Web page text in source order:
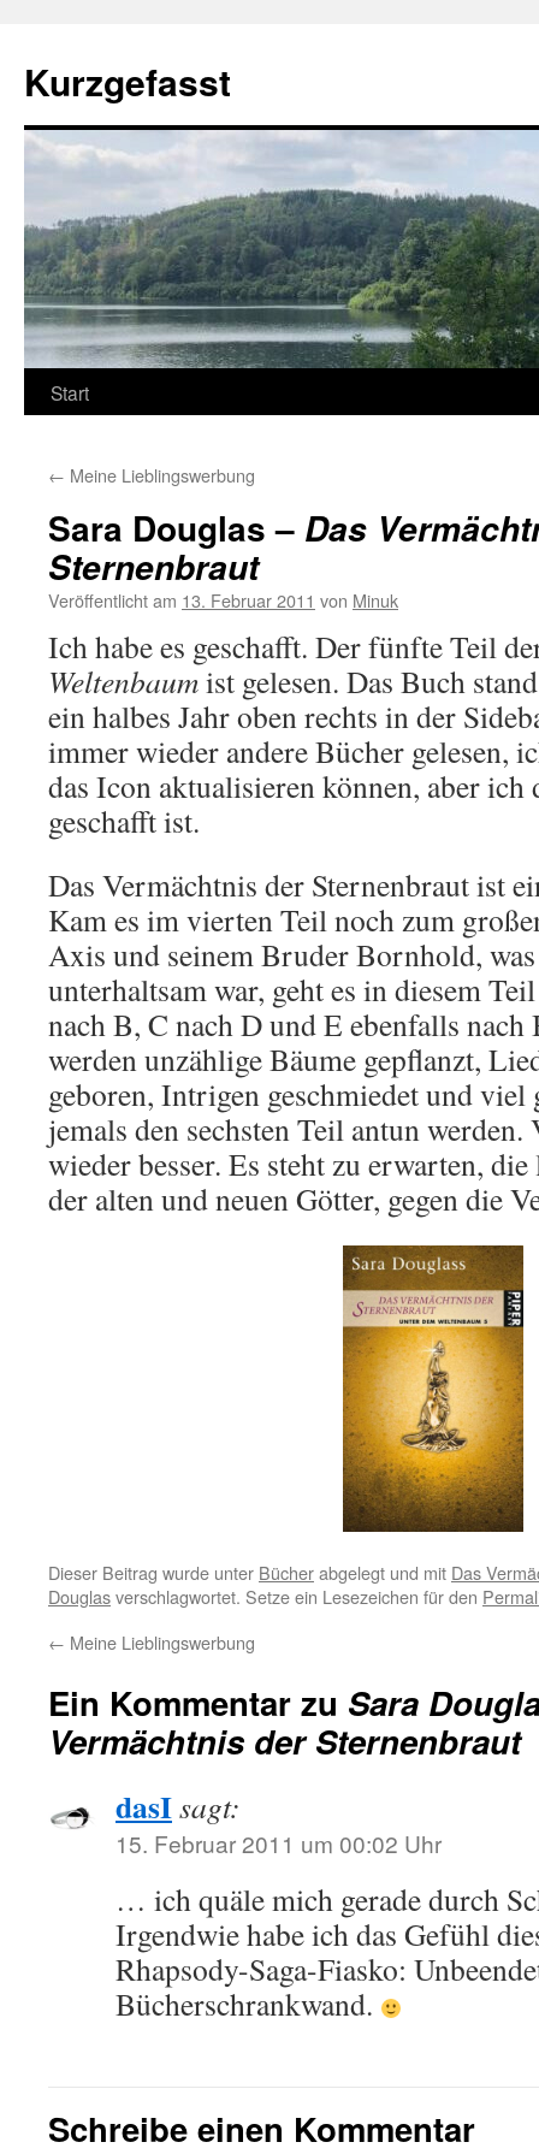
springen
Kurzgefasst
Start
← Meine Lieblingswerbung
Sara Douglas – Das
Sternenbraut
Veröffentlicht am 13. Februar 2011 von Minuk
Ich habe es geschafft. Der fünfte Teil
Weltenbaumist gelesen. Das Buch
ein halbes Jahr oben rechts in der
immer wieder andere Bücher gelesen,
das Icon aktualisieren können, aber ich
geschafft ist.
Das Vermächtnis der Sternenbraut ist
Kam es im vierten Teil noch zum
Axis und seinem Bruder Bornhold,
unterhaltsam war, geht es in diesem
nach B, C nach D und E ebenfalls
werden unzählige Bäume gepflanzt,
geboren, Intrigen geschmiedet und
jemals den sechsten Teil antun
wieder besser. Es steht zu erwarten,
der alten und neuen Götter, gegen die
Dieser Beitrag wurde unter Bücherabgelegt und mit Das
Douglasverschlagwortet. Setze ein Lesezeichen für den
← Meine Lieblingswerbung
Ein Kommentar zu Sara
Vermächtnis der Sternenbraut
dasIsagt:
15. Februar 2011 um 00:02 Uhr
… ich quäle mich gerade durch
Irgendwie habe ich das Gefühl
Rhapsody-Saga-Fiasko:
Bücherschrankwand.
Schreibe einen Kommentar